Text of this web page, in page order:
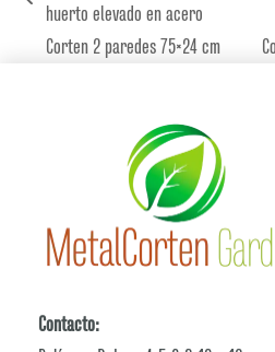
previous
post:
huerto elevado en acero
Corten 2 paredes 75×24 cm
Contacto: